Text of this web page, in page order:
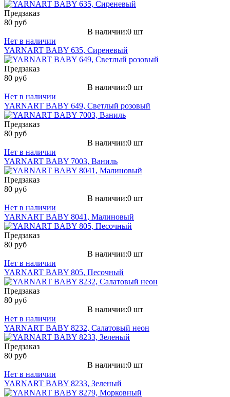
Предзаказ
80 руб
В наличии:0 шт
Нет в наличии
YARNART BABY 635, Сиреневый
Предзаказ
80 руб
В наличии:0 шт
Нет в наличии
YARNART BABY 649, Светлый розовый
Предзаказ
80 руб
В наличии:0 шт
Нет в наличии
YARNART BABY 7003, Ваниль
Предзаказ
80 руб
В наличии:0 шт
Нет в наличии
YARNART BABY 8041, Малиновый
Предзаказ
80 руб
В наличии:0 шт
Нет в наличии
YARNART BABY 805, Песочный
Предзаказ
80 руб
В наличии:0 шт
Нет в наличии
YARNART BABY 8232, Салатовый неон
Предзаказ
80 руб
В наличии:0 шт
Нет в наличии
YARNART BABY 8233, Зеленый